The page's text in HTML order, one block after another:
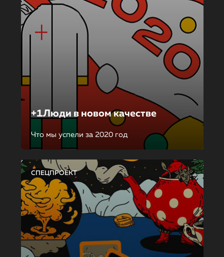
+1Люди в новом качестве
Что мы успели за 2020 год
СПЕЦПРОЕКТ